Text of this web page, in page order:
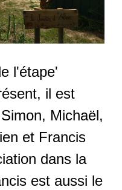
l'étape'
il est
Michaël,
et Francis
dans la
est aussi le